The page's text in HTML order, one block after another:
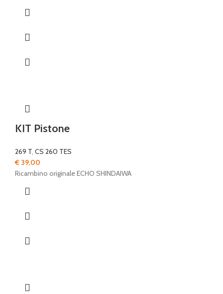
KIT Pistone
269 T, CS 260 TES
€ 39,00
Ricambino originale ECHO SHINDAIWA